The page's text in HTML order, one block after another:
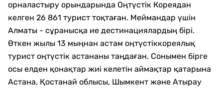
орналастыру орындарында Оңтүстік Кореядан
келген 26 861 турист тоқтаған. Меймандар үшін
Алматы - сұранысқа ие дестинациялардың бірі.
Өткен жылы 13 мыңнан астам оңтүстіккореялық
турист оңтүстік астананы таңдаған. Сонымен бірге
осы елден қонақтар жиі келетін аймақтар қатарына
Астана, Қостанай облысы, Шымкент және Атырау